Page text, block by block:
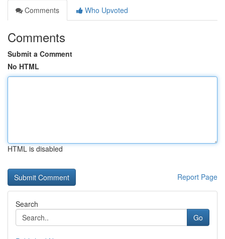
Comments
Who Upvoted
Comments
Submit a Comment
No HTML
HTML is disabled
Report Page
Search
Go